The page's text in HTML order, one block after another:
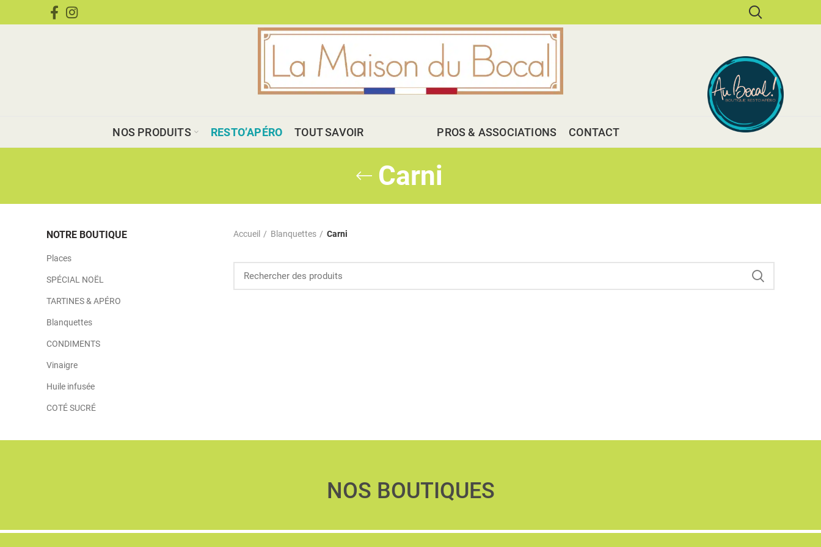
NOS PRODUITS RESTO’APÉRO TOUT SAVOIR PROS & ASSOCIATIONS CONTACT
Carni
NOTRE BOUTIQUE
Places
SPÉCIAL NOËL
TARTINES & APÉRO
Blanquettes
CONDIMENTS
Vinaigre
Huile infusée
COTÉ SUCRÉ
Accueil Blanquettes Carni
NOS BOUTIQUES